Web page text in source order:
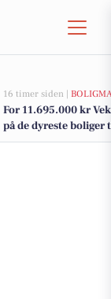
16 timer siden |
For 11.695.000 kr
på de dyreste boliger